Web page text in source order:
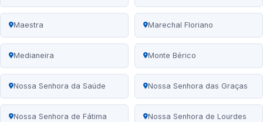
Maestra Marechal Floriano
Medianeira Monte Bérico
Nossa Senhora da Saúde Nossa Senhora das Graças
Nossa Senhora de Fátima Nossa Senhora de Lourdes